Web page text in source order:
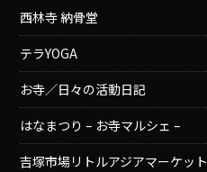
西林寺 納骨堂
テラYOGA
お寺／日々の活動日記
はなまつり – お寺マルシェ –
吉塚市場リトルアジアマーケット